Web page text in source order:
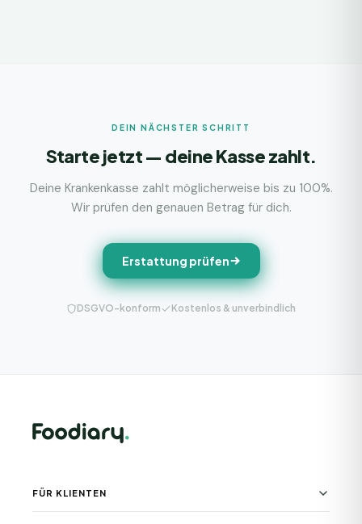
DEIN NÄCHSTER SCHRITT
Starte jetzt — deine Kasse zahlt.
Deine Krankenkasse zahlt möglicherweise bis zu 100%.
Wir prüfen den genauen Betrag für dich.
Erstattung prüfen
DSGVO-konform Kostenlos & unverbindlich
FÜR KLIENTEN